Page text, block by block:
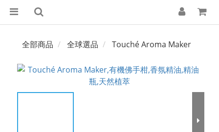
全部商品 全球選品 Touché Aroma Maker